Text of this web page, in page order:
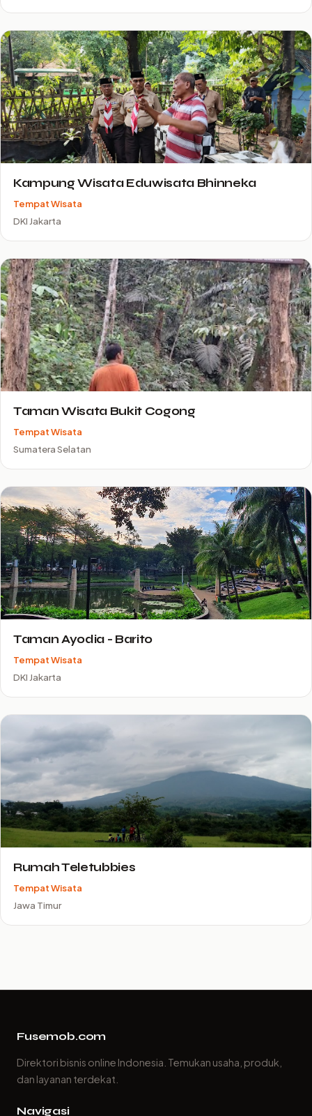
Kampung Wisata Eduwisata Bhinneka
Tempat Wisata
DKI Jakarta
Taman Wisata Bukit Cogong
Tempat Wisata
Sumatera Selatan
Taman Ayodia - Barito
Tempat Wisata
DKI Jakarta
Rumah Teletubbies
Tempat Wisata
Jawa Timur
Fusemob.com
Direktori bisnis online Indonesia. Temukan usaha, produk,
dan layanan terdekat.
Navigasi